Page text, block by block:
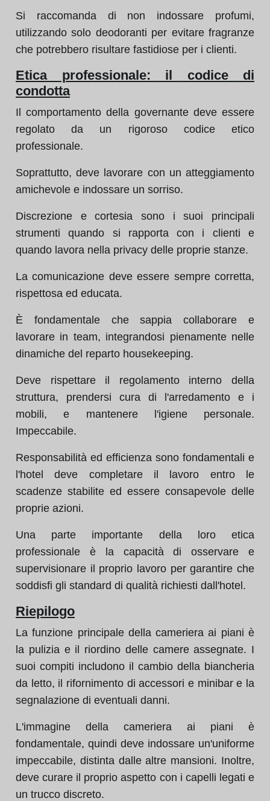
Si raccomanda di non indossare profumi,
utilizzando solo deodoranti per evitare fragranze
che potrebbero risultare fastidiose per i clienti.
Etica professionale: il codice di
condotta
Il comportamento della governante deve essere
regolato da un rigoroso codice etico
professionale.
Soprattutto, deve lavorare con un atteggiamento
amichevole e indossare un sorriso.
Discrezione e cortesia sono i suoi principali
strumenti quando si rapporta con i clienti e
quando lavora nella privacy delle proprie stanze.
La comunicazione deve essere sempre corretta,
rispettosa ed educata.
È fondamentale che sappia collaborare e
lavorare in team, integrandosi pienamente nelle
dinamiche del reparto housekeeping.
Deve rispettare il regolamento interno della
struttura, prendersi cura di l'arredamento e i
mobili, e mantenere l'igiene personale.
Impeccabile.
Responsabilità ed efficienza sono fondamentali e
l'hotel deve completare il lavoro entro le
scadenze stabilite ed essere consapevole delle
proprie azioni.
Una parte importante della loro etica
professionale è la capacità di osservare e
supervisionare il proprio lavoro per garantire che
soddisfi gli standard di qualità richiesti dall'hotel.
Riepilogo
La funzione principale della cameriera ai piani è
la pulizia e il riordino delle camere assegnate. I
suoi compiti includono il cambio della biancheria
da letto, il rifornimento di accessori e minibar e la
segnalazione di eventuali danni.
L'immagine della cameriera ai piani è
fondamentale, quindi deve indossare un'uniforme
impeccabile, distinta dalle altre mansioni. Inoltre,
deve curare il proprio aspetto con i capelli legati e
un trucco discreto.